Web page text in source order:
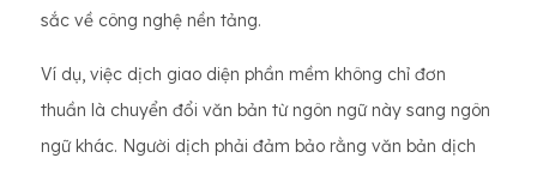
sắc về công nghệ nền tảng.
Ví dụ, việc dịch giao diện phần mềm không chỉ đơn
thuần là chuyển đổi văn bản từ ngôn ngữ này sang ngôn
ngữ khác. Người dịch phải đảm bảo rằng văn bản dịch